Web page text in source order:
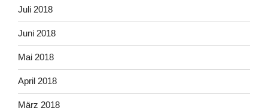
Juli 2018
Juni 2018
Mai 2018
April 2018
März 2018